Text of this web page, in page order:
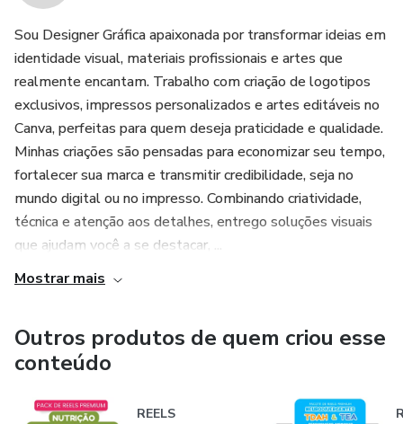
Sou Designer Gráfica apaixonada por transformar ideias em
identidade visual, materiais profissionais e artes que
realmente encantam. Trabalho com criação de logotipos
exclusivos, impressos personalizados e artes editáveis no
Canva, perfeitas para quem deseja praticidade e qualidade.
Minhas criações são pensadas para economizar seu tempo,
fortalecer sua marca e transmitir credibilidade, seja no
mundo digital ou no impresso. Combinando criatividade,
técnica e atenção aos detalhes, entrego soluções visuais
que ajudam você a se destacar, ...
Mostrar mais
Outros produtos de quem criou esse
conteúdo
REELS